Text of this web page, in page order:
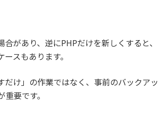
があり、逆にPHPだけを新しくすると、
スもあります。
け」の作業ではなく、事前のバックアッ
要です。